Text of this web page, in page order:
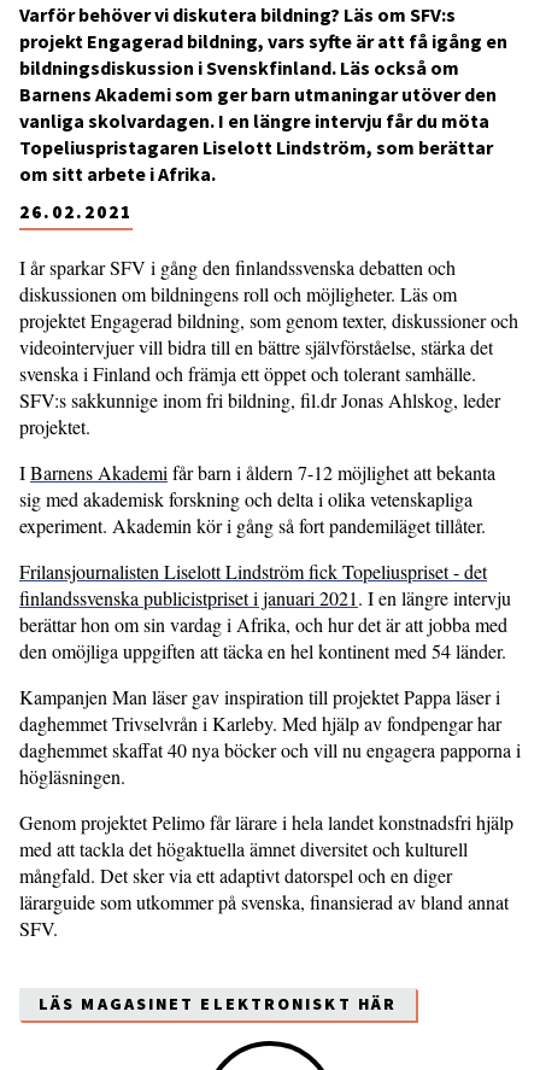
26.02.2021
Varför behöver vi diskutera bildning? Läs om SFV:s
projekt Engagerad bildning, vars syfte är att få igång en
bildningsdiskussion i Svenskfinland. Läs också om
Barnens Akademi som ger barn utmaningar utöver den
vanliga skolvardagen. I en längre intervju får du möta
Topeliuspristagaren Liselott Lindström, som berättar
om sitt arbete i Afrika.
I år sparkar SFV i gång den finlandssvenska debatten och
diskussionen om bildningens roll och möjligheter. Läs om
projektet Engagerad bildning, som genom texter, diskussioner och
videointervjuer vill bidra till en bättre självförståelse, stärka det
svenska i Finland och främja ett öppet och tolerant samhälle.
SFV:s sakkunnige inom fri bildning, fil.dr Jonas Ahlskog, leder
projektet.
IBarnens Akademi får barn i åldern 7-12 möjlighet att bekanta
sig med akademisk forskning och delta i olika vetenskapliga
experiment. Akademin kör i gång så fort pandemiläget tillåter.
Frilansjournalisten Liselott Lindström fick Topeliuspriset - det
finlandssvenska publicistpriset i januari 2021. I en längre intervju
berättar hon om sin vardag i Afrika, och hur det är att jobba med
den omöjliga uppgiften att täcka en hel kontinent med 54 länder.
Kampanjen Man läser gav inspiration till projektet Pappa läser i
daghemmet Trivselvrån i Karleby. Med hjälp av fondpengar har
daghemmet skaffat 40 nya böcker och vill nu engagera papporna i
högläsningen.
Genom projektet Pelimo får lärare i hela landet konstnadsfri hjälp
med att tackla det högaktuella ämnet diversitet och kulturell
mångfald. Det sker via ett adaptivt datorspel och en diger
lärarguide som utkommer på svenska, finansierad av bland annat
SFV.
LÄS MAGASINET ELEKTRONISKT HÄR